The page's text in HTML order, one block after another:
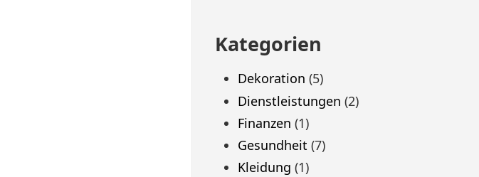
Kategorien
Dekoration (5)
Dienstleistungen (2)
Finanzen (1)
Gesundheit (7)
Kleidung (1)